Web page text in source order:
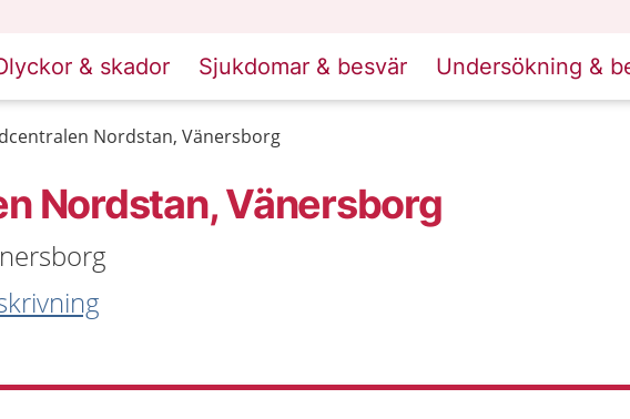
& skador Sjukdomar & besvär Undersökning &
Nordstan, Vänersborg
Nordstan, Vänersborg